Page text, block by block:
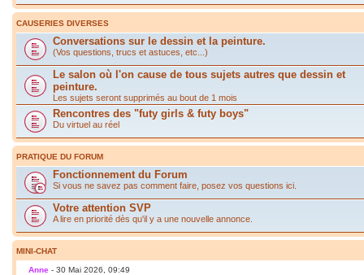
CAUSERIES DIVERSES
Conversations sur le dessin et la peinture.
(Vos questions, trucs et astuces, etc...)
Le salon où l'on cause de tous sujets autres que dessin et
peinture.
Les sujets seront supprimés au bout de 1 mois
Rencontres des "futy girls & futy boys"
Du virtuel au réel
PRATIQUE DU FORUM
Fonctionnement du Forum
Si vous ne savez pas comment faire, posez vos questions ici.
Votre attention SVP
A lire en priorité dès qu'il y a une nouvelle annonce.
MINI-CHAT
Anne - 30 Mai 2026, 09:49